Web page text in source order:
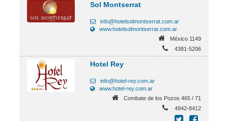
Sol Montserrat
info@hotelsolmontserrat.com.ar
www.hotelsolmontserrat.com.ar
México 1149
4381-5206
Hotel Rey
info@hotel-rey.com.ar
www.hotel-rey.com.ar
Combate de los Pozos 465 / 71
4942-8412